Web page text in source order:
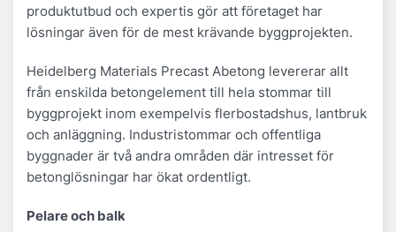
produktutbud och expertis gör att företaget har
lösningar även för de mest krävande byggprojekten.
Heidelberg Materials Precast Abetong levererar allt
från enskilda betongelement till hela stommar till
byggprojekt inom exempelvis flerbostadshus, lantbruk
och anläggning. Industristommar och offentliga
byggnader är två andra områden där intresset för
betonglösningar har ökat ordentligt.
Pelare och balk